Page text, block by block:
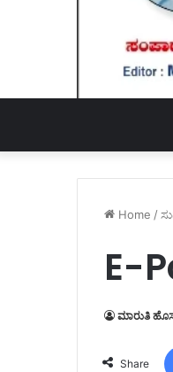
Home /
E-
ಮಾರುತಿ
Share